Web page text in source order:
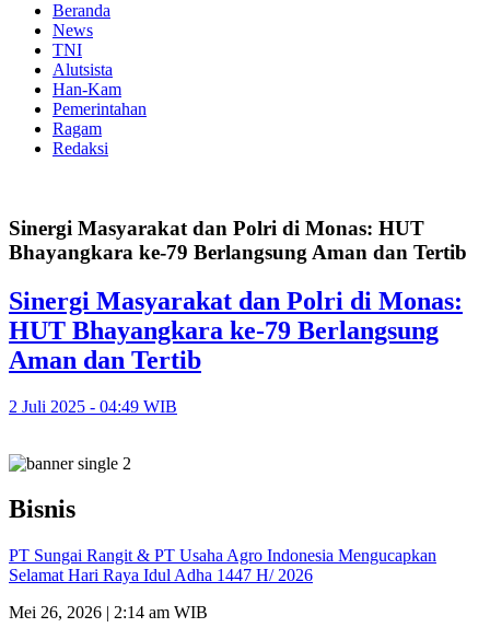
Beranda
News
TNI
Alutsista
Han-Kam
Pemerintahan
Ragam
Redaksi
Sinergi Masyarakat dan Polri di Monas: HUT
Bhayangkara ke-79 Berlangsung Aman dan Tertib
Sinergi Masyarakat dan Polri di Monas:
HUT Bhayangkara ke-79 Berlangsung
Aman dan Tertib
2 Juli 2025 - 04:49 WIB
Bisnis
PT Sungai Rangit & PT Usaha Agro Indonesia Mengucapkan
Selamat Hari Raya Idul Adha 1447 H/ 2026
Mei 26, 2026 | 2:14 am WIB